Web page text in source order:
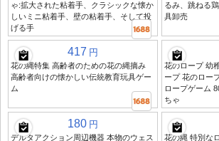
ゃ:拡大された粘着手、クラシックな懐か
しいミニ粘着手、壁の粘着手、そして投
げる手
るみ、跳ねる
具卸売
417 円
花の縄特集 高齢者のための花の縄摘み
高齢者向けの懐かしい伝統教育玩具ゲー
ム
花のロープ 幼
ープ 花のロー
ロープゲーム
ちゃ
180 円
デルタアクション周辺機器 本物のウェス
花の縄 特別な